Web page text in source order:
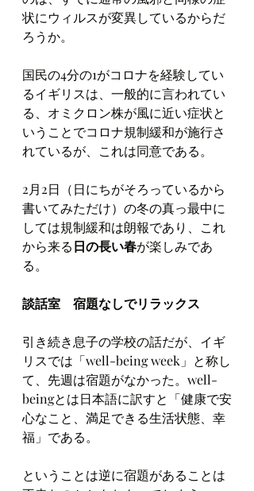
状にウィルスが変異しているからだ
ろうか。
国民の4分の1がコロナを経験してい
るイギリスは、一般的に言われてい
る、オミクロン株が風に近い症状と
いうことでコロナ規制緩和が施行さ
れているが、これは同意である。
2月2日（日にちがそろっているから
書いてみただけ）の冬の真っ最中に
しては規制緩和は朗報であり、これ
から来る日の長い春が楽しみであ
る。
談話室　宿題なしでリラックス
引き続き息子の学校の話だが、イギ
リスでは「well-being week」と称し
て、先週は宿題がなかった。well-
beingとは日本語に訳すと「健康で安
心なこと、満足できる生活状態、幸
福」である。
ということは逆に宿題があることは